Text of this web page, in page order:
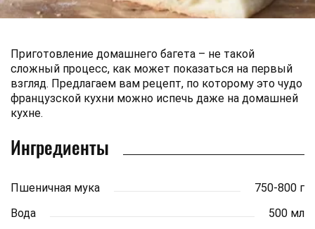
Приготовление домашнего багета – не такой
сложный процесс, как может показаться на первый
взгляд. Предлагаем вам рецепт, по которому это чудо
французской кухни можно испечь даже на домашней
кухне.
Ингредиенты
Пшеничная мука
750-800 г
Вода
500 мл